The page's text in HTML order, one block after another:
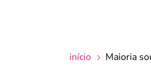
início Maioria